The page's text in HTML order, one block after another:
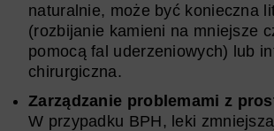
naturalnie, może być konieczna
(rozbijanie kamieni na mniejsze
pomocą fal uderzeniowych) lub
chirurgiczna.
Zarządzanie problemami z
W przypadku BPH, leki